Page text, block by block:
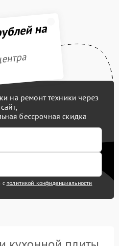
на
на ремонт техники через
сайт,
бессрочная скидка
с политикой конфиденциальности